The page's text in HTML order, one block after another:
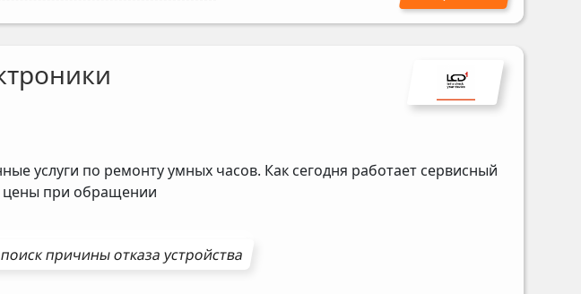
услуги по ремонту умных часов. Как сегодня работает сервисный
цены при обращении
причины отказа устройства